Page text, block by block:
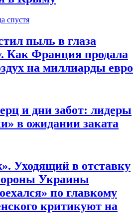
спустя
пыль в глаза
Как Франция продала
на миллиарды евро
и дни забот: лидеры
в ожидании заката
Уходящий в отставку
Украины
по главкому
критикуют на